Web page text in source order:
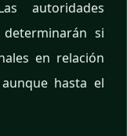
autoridades
si
en relación
hasta el